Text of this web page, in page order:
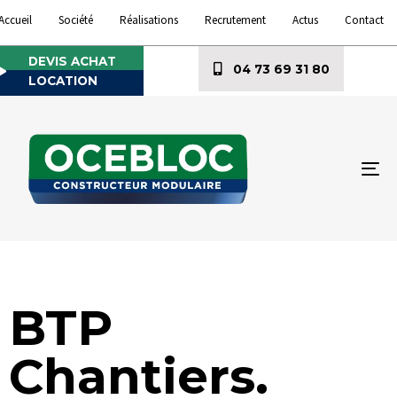
Société Réalisations Recrutement Actus Contact
DEVIS ACHAT
LOCATION
04 73 69 31 80
BTP
Chantiers.